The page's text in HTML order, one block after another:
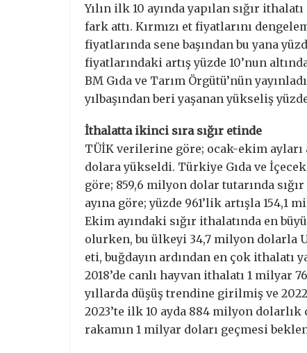
Yılın ilk 10 ayında yapılan sığır
fark attı. Kırmızı et fiyatlarını
fiyatlarında sene başından bu yana
fiyatlarındaki artış yüzde 10’nun
BM Gıda ve Tarım Örgütü’nün
yılbaşından beri yaşanan yükseliş
İthalatta ikinci sıra sığır etinde
TÜİK verilerine göre; ocak-ekim ayları
dolara yükseldi. Türkiye Gıda ve
göre; 859,6 milyon dolar tutarında sığır
ayına göre; yüzde 961’lik artışla
Ekim ayındaki sığır ithalatında en
olurken, bu ülkeyi 34,7 milyon dolarla
eti, buğdayın ardından en çok ithalatı
2018’de canlı hayvan ithalatı 1
yıllarda düşüş trendine girilmiş ve
2023’te ilk 10 ayda 884 milyon
rakamın 1 milyar doları geçmesi